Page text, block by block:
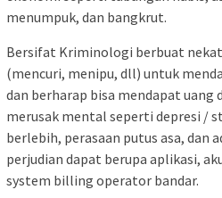
menumpuk, dan bangkrut.
Bersifat Kriminologi berbuat
(mencuri, menipu, dll) untuk
dan berharap bisa mendapat uang
merusak mental seperti depresi /
berlebih, perasaan putus asa, dan
perjudian dapat berupa aplikasi,
system billing operator bandar.